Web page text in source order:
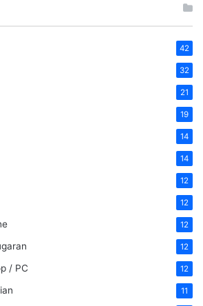
42
32
21
19
14
14
12
12
12
12
/ PC 12
11